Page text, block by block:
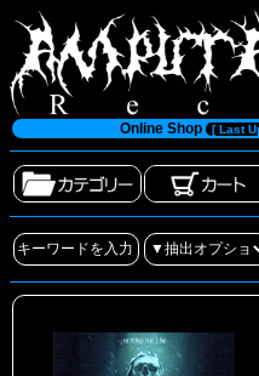
Online Shop [ Last